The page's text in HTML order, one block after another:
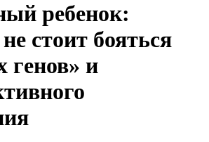
ребенок:
стоит бояться
генов» и